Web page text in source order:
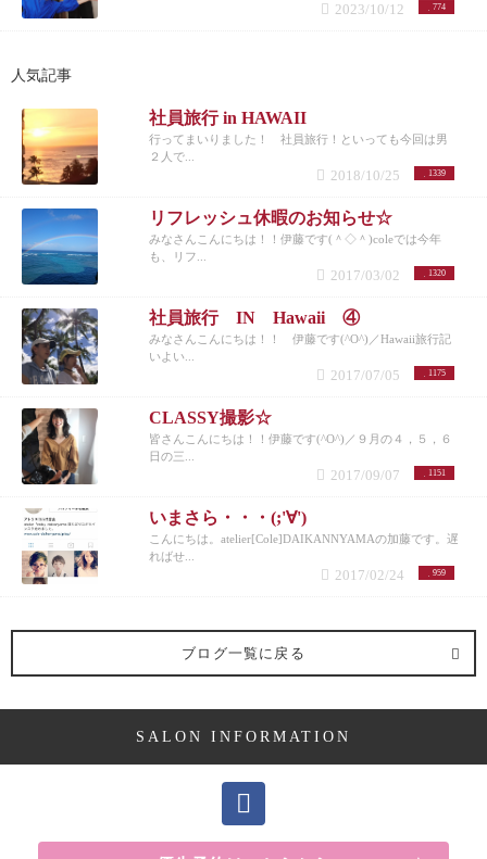
774
2023/10/12
人気記事
社員旅行 in HAWAII
行ってまいりました！ 社員旅行！といっても今回は男
２人で...
1339
2018/10/25
リフレッシュ休暇のお知らせ☆
みなさんこんにちは！！伊藤です(＾◇＾)coleでは今年
も、リフ...
1320
2017/03/02
社員旅行 IN Hawaii ④
みなさんこんにちは！！ 伊藤です(^O^)／Hawaii旅行記
いよい...
1175
2017/07/05
CLASSY撮影☆
皆さんこんにちは！！伊藤です(^O^)／９月の４，５，６
日の三...
1151
2017/09/07
いまさら・・・(;'∀')
こんにちは。atelier[Cole]DAIKANNYAMAの加藤です。遅
ればせ...
959
2017/02/24
ブログ一覧に戻る
SALON INFORMATION